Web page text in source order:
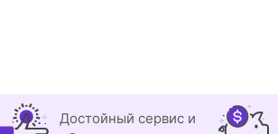
Достойный сервис и